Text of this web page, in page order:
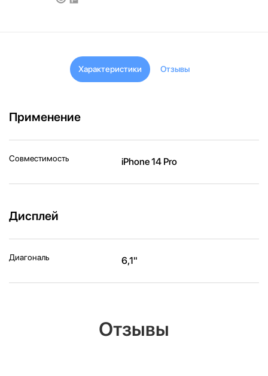
Характеристики Отзывы
Применение
Совместимость iPhone 14 Pro
Дисплей
Диагональ 6,1"
Отзывы